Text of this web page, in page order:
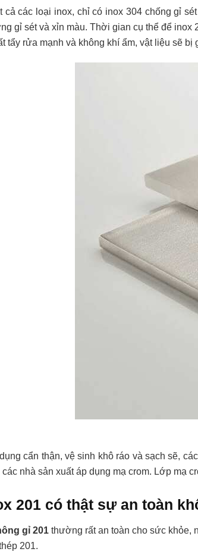
cả các loại inox, chỉ có inox 304 chống gỉ
gỉ sét và xỉn màu. Thời gian cụ thể để
tẩy rửa mạnh và không khí ẩm, vật liệu sẽ bị
cẩn thận, vệ sinh khô ráo và sạch sẽ,
các nhà sản xuất áp dụng mạ crom. Lớp mạ
201 có thật sự an toàn
gỉ 201 thường rất an toàn cho sức khỏe,
201.